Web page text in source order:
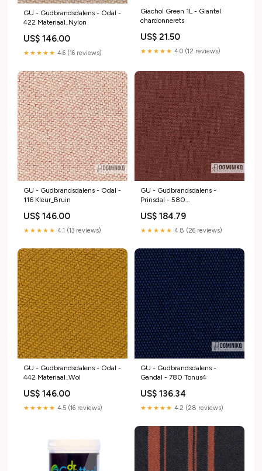
GU - Gudbrandsdalens - Odal -
422 Materiaal_Nylon
US$ 146.00
★★★★★ 4.6 (16 reviews)
Giachol Green 1L - Giantel
chardonnerets
US$ 21.50
★★★★★ 4.0 (12 reviews)
GU - Gudbrandsdalens - Odal -
116 Kleur_Bruin
US$ 146.00
★★★★★ 4.1 (13 reviews)
GU - Gudbrandsdalens -
Prinsdal - 580
US$ 184.79
★★★★★ 4.8 (26 reviews)
GU - Gudbrandsdalens - Odal -
442 Materiaal_Wol
US$ 146.00
★★★★★ 4.5 (16 reviews)
GU - Gudbrandsdalens -
Gandal - 780 Tonus4
US$ 136.34
★★★★★ 4.2 (28 reviews)